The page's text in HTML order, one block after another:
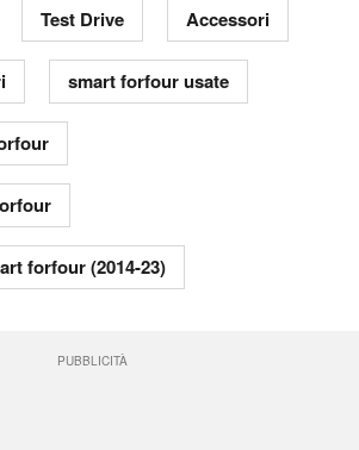
Test Drive Accessori
smart forfour usate
forfour (2014-23)
PUBBLICITÀ